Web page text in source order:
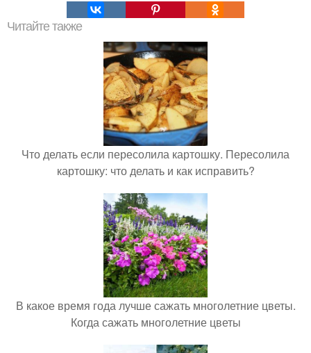
Читайте также
Что делать если пересолила картошку. Пересолила
картошку: что делать и как исправить?
В какое время года лучше сажать многолетние цветы.
Когда сажать многолетние цветы